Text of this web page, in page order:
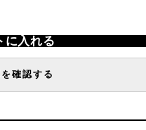
に入れる
確認する